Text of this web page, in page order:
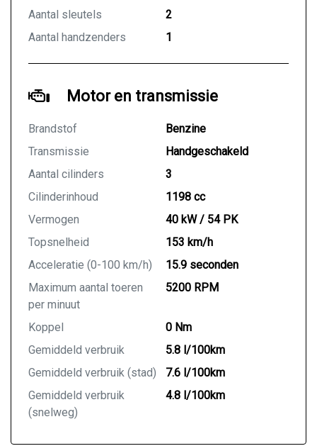
Aantal sleutels
2
Aantal handzenders
1
Motor en transmissie
Brandstof
Benzine
Transmissie
Handgeschakeld
Aantal cilinders
3
Cilinderinhoud
1198 cc
Vermogen
40 kW / 54 PK
Topsnelheid
153 km/h
Acceleratie (0-100 km/h)
15.9 seconden
Maximum aantal toeren
per minuut
5200 RPM
Koppel
0 Nm
Gemiddeld verbruik
5.8 l/100km
Gemiddeld verbruik (stad)
7.6 l/100km
Gemiddeld verbruik
(snelweg)
4.8 l/100km